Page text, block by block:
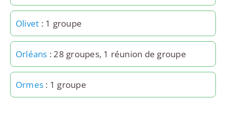
Olivet : 1 groupe
Orléans : 28 groupes, 1 réunion de groupe
Ormes : 1 groupe